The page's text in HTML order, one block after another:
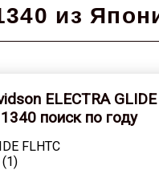
из
ELECTRA
1340 поиск по году
FLHTC
(1)